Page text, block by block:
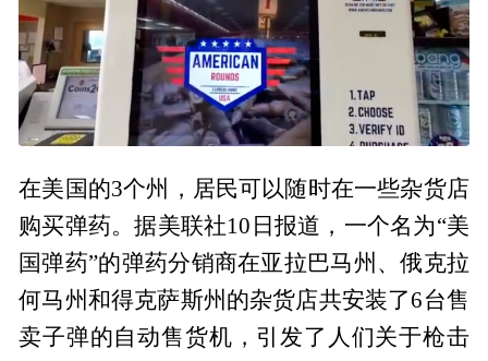
在美国的3个州，居民可以随时在一些杂货店
购买弹药。据美联社10日报道，一个名为“美
国弹药”的弹药分销商在亚拉巴马州、俄克拉
何马州和得克萨斯州的杂货店共安装了6台售
卖子弹的自动售货机，引发了人们关于枪击